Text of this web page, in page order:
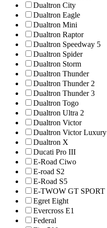
Dualtron City
Dualtron Eagle
Dualtron Mini
Dualtron Raptor
Dualtron Speedway 5
Dualtron Spider
Dualtron Storm
Dualtron Thunder
Dualtron Thunder 2
Dualtron Thunder 3
Dualtron Togo
Dualtron Ultra 2
Dualtron Victor
Dualtron Victor Luxury
Dualtron X
Ducati Pro III
E-Road Ciwo
E-road S2
E-Road S5
E-TWOW GT SPORT
Egret Eight
Evercross E1
Federal